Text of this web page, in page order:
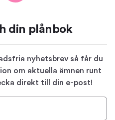
din plånbok
nyhetsbrev så får du
om aktuella ämnen runt
direkt till din e-post!